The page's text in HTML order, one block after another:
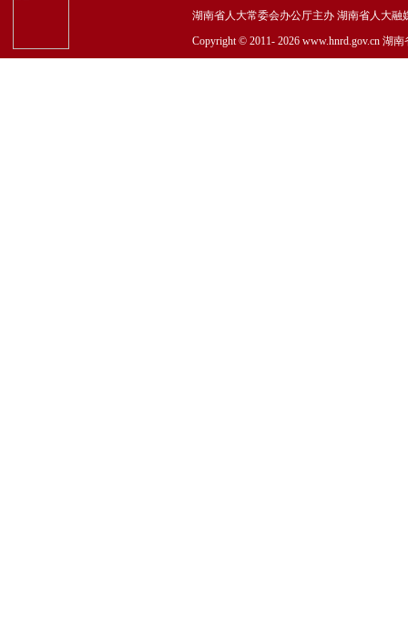
湖南省人大常委会办公厅主办 湖南省人大融
Copyright © 2011- 2026 www.hnrd.gov.cn 湖